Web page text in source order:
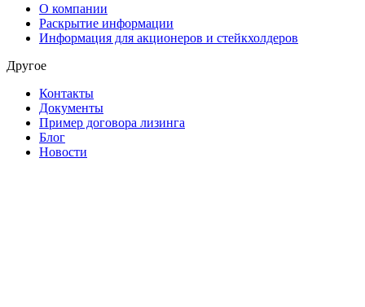
О компании
Раскрытие информации
Информация для акционеров и стейкхолдеров
Другое
Контакты
Документы
Пример договора лизинга
Блог
Новости